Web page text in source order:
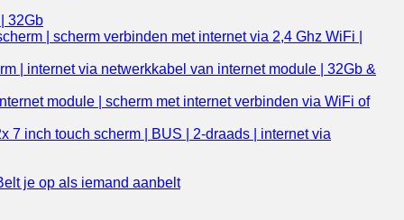
32Gb
| scherm verbinden met internet via 2,4 Ghz WiFi |
| internet via netwerkkabel van internet module | 32Gb &
module | scherm met internet verbinden via WiFi of
7 inch touch scherm | BUS | 2-draads | internet via
je op als iemand aanbelt